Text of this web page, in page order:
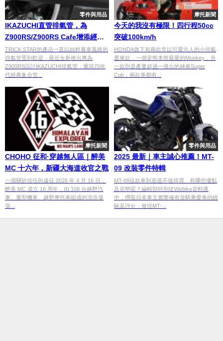
零件與用品
IKAZUCHI直管排氣管，為
Z900RS/Z900RS Cafe增添經典
風格！
TRICK STAR的產品一直以純粹賽車風格的
排氣管受到歡迎，最近全新推出專為
Z900RS設計IKAZUCHI排氣管，重現70年
代經典集合管...
摩托新聞
今天的我沒有極限！四行程50cc
突破100km/h
HONDA旗下有兩款常以可愛示人的小排氣
量車款，一個是熊本熊最愛的Monkey，另
一款則是產量超過一億台的神車Super
Cub，兩款車都有...
摩托新聞
CHOHO 征和·穿越無人區｜醉美
MC 十六年，新疆大海道收官之戰
一場關於信任的遠征 2026 年 4 月 16 日，
醉美 MC 成立 16 周年，由 108 台越野汽
車、重型機車、越野摩托車組成的浩浩蕩
蕩...
零件與用品
2025 最新｜車主誠心推薦！MT-
09 改裝零件特輯
MT-09這款車到底值不值得買、有哪些優點
及劣勢呢？編輯部特別從Webike資料庫
中，撈取日本車主實際擁有並騎乘愛車的經
驗及評分，發現MT-...